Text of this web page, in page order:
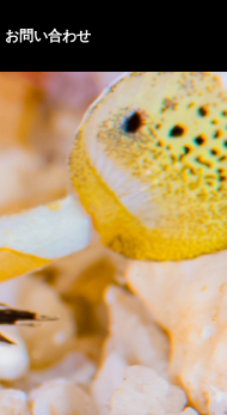
お問い合わせ